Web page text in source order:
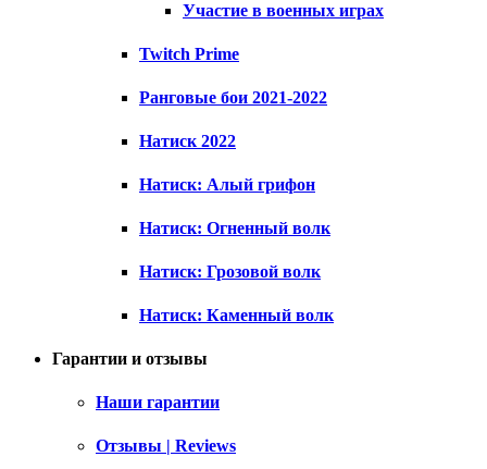
Участие в военных играх
Twitch Prime
Ранговые бои 2021-2022
Натиск 2022
Натиск: Алый грифон
Натиск: Огненный волк
Натиск: Грозовой волк
Натиск: Каменный волк
Гарантии и отзывы
Наши гарантии
Отзывы | Reviews